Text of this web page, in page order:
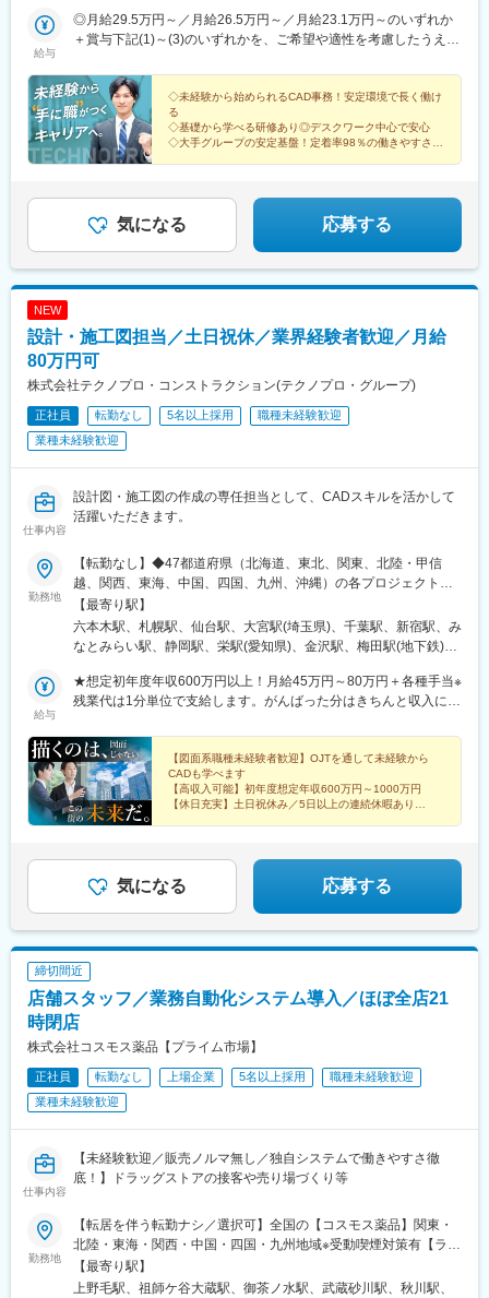
前駅(長野県)、桜橋駅(富山県)、東梅田駅、なんば駅(地下鉄)、岡
山駅前駅、市役所前駅(愛媛県)、片原町駅(香川県)、熊本城・市役
所前駅、新宿御苑前駅、要町駅、京王八王子駅、立川南駅、平沼
工機前駅、中央前橋駅、西桐生駅、函館駅前駅、仙台駅(地下鉄)、
曽根田駅、近鉄名古屋駅、大須観音駅、新豊橋駅、豊川稲荷駅、
第一通り駅、新西金沢駅、西松本駅、新魚津駅、あすなろう四日
市駅、上栄町駅、大阪梅田駅(阪神線)、大阪梅田駅(阪急線)、小路
駅、浅香駅、神戸駅(兵庫県)、三宮駅(神戸新交通)、西宮駅、山陽
園駅(福岡県)、西鉄福岡駅、五島町駅、熊本駅前駅、鹿児島駅前
駅、谷山駅(指宿枕崎線)、美栄橋駅、新宿西口駅、反町駅、羽田空
港第２ターミナル駅(東京モノレール・ＡＮＡ利用)、西武新宿駅、
バスセンター前駅、青葉通一番町駅、日吉町駅、三島田町駅、七
ツ屋駅、地鉄ビル前駅、福井駅(福井県)、大阪難波駅、猿猴橋町
(千葉県)、市川真間駅、東宿郷駅、北１２条駅、松風町駅、仙台
駅、電鉄富山駅、末広町駅(富山県)、大阪駅、高速神戸駅、三宮駅
(神戸市営)、阪神国道駅、畝傍駅、南堀端駅、二本木口駅、桜島桟
橋通駅、上塩屋駅、旭橋駅
社内規定あり北海道 東北／青森、岩手、宮城、秋田、山形、福島
関東／東京、神奈川、千葉、埼玉、茨城、栃木、群馬 北陸・甲信
賀、兵庫、奈良、和歌山 東海／愛知、静岡、三重、岐阜 中国・四
国／鳥取、島根、岡山、広島、山口、徳島、香川、高知、愛媛 九
州／福岡、佐賀、長崎、熊本、大分、宮崎、鹿児島、沖縄＜交通
＞各プロジェクト先により異なります。※基本的に現場へは直行直
帰。※自動車通勤OKのプロジェクトあり※通勤圏内の希望を最大限
際空港駅(鉄道)、伏見駅(愛知県)、鶴舞駅、上前津駅、国際センタ
ー駅、ナゴヤドーム前矢田駅、今治駅、大手町駅(愛媛県)、梅津寺
駅、牛久駅、古河駅、鹿島神宮駅、取手駅、妹尾駅、岡山駅前
駅、大元駅、宇野駅、児島駅、茶屋町駅、牧志駅、壺川駅、小禄
駅、石嶺駅、赤嶺駅、古島駅、一ノ関駅、雫石駅、仙北町駅、盛
駅、大釜駅、二戸駅、新鵜沼駅、西岐阜駅、穂積駅、中津川駅、
土岐市駅、美濃太田駅、延岡駅、南延岡駅、運動公園駅(宮崎県)、
陸前白沢駅、美田園駅、杜せきのした駅、宇治駅(奈良線)、トロッ
コ嵯峨駅、出町柳駅、京阪山科駅、嵐山駅(阪急線)、祇園四条駅、
宮地駅、宇土駅、国府駅(熊本県)、武蔵塚駅、人吉駅、八代駅、館
駅、けやき台駅、弥生が丘駅、東唐津駅、和多田駅、鉄道博物館
駅、南浦和駅、浦和美園駅、籠原駅、八木崎駅、東川口駅、近鉄
四日市駅、富田駅(三重県)、四日市駅、志摩神明駅、伊勢中川駅、
久居駅、北山形駅、面白山高原駅、蔵王駅、東金井駅、羽前千歳
駅、高畠駅、下関駅、岩国駅、湯ノ峠駅、目出駅、新南陽駅、周
防花岡駅、塩山駅、竜王駅、猿橋駅、身延駅、韮崎駅、富士山
駅、近江八幡駅、栗東駅、京阪石山駅、京阪大津京駅、京阪膳所
島県)、鹿児島中央駅前駅、霧島神宮駅、象潟駅、森岳駅、土崎
駅、角館駅、田沢湖駅、能代駅、東三条駅、糸魚川駅、まつだい
石川町駅、向ケ丘遊園駅、新丸子駅、弘前駅、七戸十和田駅、鰺
ケ沢駅、新青森駅、田舎館駅、八戸駅、掛川駅、長沼駅(静岡県)、
藤枝駅、来宮駅、本吉原駅、富士駅、羽咋駅、四十万駅、笠師保
駅、曽谷駅、鶴来駅、井口駅(石川県)、我孫子駅、佐倉駅、蘇我
駅、船橋駅、大網駅、茂原駅、今池駅(大阪府)、大阪城公園駅、な
んば駅(地下鉄)、淀屋橋駅、鶴橋駅、十三駅、佐伯駅、大在駅、東
中津駅、日田駅、天ケ瀬駅、亀川駅、愛野駅、諏訪駅、現川駅、
西浜町駅、島原駅、市布駅、穂高駅、駒ケ根駅、姨捨駅、野辺山
駅、川路駅、信濃森上駅、倉吉駅、生山駅、根雨駅、若桜駅、伯
原駅、雲州平田駅、亀嵩駅、汐留駅、日暮里駅(舎人ライナー)、末
広町駅(東京都)、北千住駅、浅草駅、押上駅、阿波橘駅、西原駅
(徳島県)、阿南駅、牟岐駅、阿波池田駅、板野駅、岡本駅(栃木
県)、宝積寺駅、佐野駅、間々田駅、那須塩原駅、下今市駅、田原
本駅、畝傍御陵前駅、鳥居前駅、郡山駅(奈良県)、平端駅、信貴山
ルパークホテル富山前、三国港駅、鯖江駅、小浜駅、越前大野
駅、森田駅、花堂駅、行橋駅、新宮中央駅、二日市駅、西鉄香椎
駅、中洲川端駅、福岡空港駅(鉄道)、湯本駅、泉駅(常磐線)、新白
河駅、湯野上温泉駅、原ノ町駅、福島学院前駅、三宮駅(神戸新交
通)、尼崎駅(東海道本線)、宝塚駅、中山寺駅、中八木駅、明石
駅、旭川四条駅、小樽駅、新千歳空港駅(鉄道)、函館駅、新函館北
斗駅、九度山駅、岩出駅、御坊駅、新宮駅、加太駅(和歌山県)、和
歌山大学前駅、立会川駅、王子神谷駅、赤羽駅、乃木坂駅、千葉
中央駅、新宿西口駅、新高島駅、新静岡駅、北鉄金沢駅、丸の内
駅(愛知県)、大須観音駅、名鉄名古屋駅、矢田駅(愛知県)、ＪＲ松
山駅前駅、港山駅、岡山駅、安里駅、奥武山公園駅、田茂山駅、
鵜沼駅、名取駅、宇治駅(京阪線)、嵯峨嵐山駅、元田中駅、山科
駅、嵐電嵯峨駅、京都河原町駅、新水前寺駅、人吉温泉駅、中央
駅、中洲通駅、高見橋駅、伊勢佐木長者町駅、馬車道駅、登戸
駅、武蔵小杉駅、弘前東高前駅、古庄駅、吉原本町駅、京成船橋
駅、大阪上本町駅、新地中華街駅、新橋駅、西日暮里駅、秋葉原
駅、牛田駅(東京都)、蔵前駅、とうきょうスカイツリー駅、今市
駅、西田原本駅、生駒駅、王寺駅、新魚津駅、インテック本社前
駅、サンドーム西駅、越前花堂駅、紫駅、香椎駅、呉服町駅(福岡
給与
◎月給29.5万円～／月給26.5万円～／月給23.1万円～のいずれか
＋賞与下記(1)～(3)のいずれかを、ご希望や適性を考慮したうえで
1,000円＋賞与年2回（計2ヶ月分）※固定残業なし(2)月給26万
5,000円＋賞与なし（一律支給の業績手当6万6,200円を含む）※固
定残業なし(3)月給29万5,675円＋賞与なし（一律支給の業績手当6
万6,200円＋固定残業手当15時間分／3万675円を含む※超過分は別
途支給）▼(3)の場合の社内研修中の給与月給26万5,000円＋賞与
年収例350万円（25歳／入社1年）473万円（35歳／入社3年）
652万円（39歳／入社8年）
◇未経験から始められるCAD事務！安定環境で長く働け
る
◇基礎から学べる研修あり◎デスクワーク中心で安心
◇大手グループの安定基盤！定着率98％の働きやすさ
気になる 応募する
NEW
設計・施工図担当／土日祝休／業界経験者歓迎／月給
80万円可
株式会社テクノプロ・コンストラクション(テクノプロ・グループ)
正社員 転勤なし 5名以上採用
職種未経験歓迎
業種未経験歓迎
仕事内容
設計図・施工図の作成の専任担当として、CADスキルを活かして
活躍いただきます。
勤務地
【転勤なし】◆47都道府県（北海道、東北、関東、北陸・甲信
越、関西、東海、中国、四国、九州、沖縄）の各プロジェクト先※
希望勤務地にほぼ100％配属。希望のエリアを聞かせてくださ
い。※エリアにより異なる場合がありますが、希望エリアを管轄す
る配属支店内で配属されています。※U・Iターン支援あり（引越し
り※社内規定あり※プロジェクトによりリモートワーク可能※プロ
ジェクトにより自動車通勤可能北海道 東北／青森、岩手、宮城、
木、群馬 北陸・甲信越／新潟、長野、富山、石川、福井、山梨 関
西／大阪、京都、滋賀、兵庫、奈良、和歌山 東海／愛知、静岡、
三重、岐阜 中国・四国／鳥取、島根、岡山、広島、山口、徳島、
香川、高知、愛媛 九州／福岡、佐賀、長崎、熊本、大分、宮崎、
鹿児島、沖縄＜交通＞各プロジェクト先により異なります。※基本
圏内の希望を最大限考慮。
【最寄り駅】
六本木駅、札幌駅、仙台駅、大宮駅(埼玉県)、千葉駅、新宿駅、み
なとみらい駅、静岡駅、栄駅(愛知県)、金沢駅、梅田駅(地下鉄)、
際空港駅(鉄道)、伏見駅(愛知県)、鶴舞駅、上前津駅、国際センタ
ー駅、ナゴヤドーム前矢田駅、今治駅、大手町駅(愛媛県)、梅津寺
駅、牛久駅、古河駅、鹿島神宮駅、取手駅、妹尾駅、岡山駅前
駅、大元駅、宇野駅、児島駅、茶屋町駅、牧志駅、壺川駅、小禄
駅、石嶺駅、赤嶺駅、古島駅、一ノ関駅、雫石駅、仙北町駅、盛
駅、大釜駅、二戸駅、新鵜沼駅、西岐阜駅、穂積駅、中津川駅、
土岐市駅、美濃太田駅、延岡駅、南延岡駅、運動公園駅(宮崎県)、
陸前白沢駅、美田園駅、杜せきのした駅、宇治駅(奈良線)、トロッ
コ嵯峨駅、出町柳駅、京阪山科駅、嵐山駅(阪急線)、祇園四条駅、
宮地駅、宇土駅、国府駅(熊本県)、武蔵塚駅、人吉駅、八代駅、館
駅、原駅(香川県)、栗林公園駅、屋島駅、高松築港駅、瓦町駅、水
田駅、八代通駅、波川駅、佐川駅、土佐一宮駅、宿毛駅、伊万里
駅、けやき台駅、弥生が丘駅、東唐津駅、和多田駅、鉄道博物館
駅、南浦和駅、浦和美園駅、籠原駅、八木崎駅、東川口駅、近鉄
四日市駅、富田駅(三重県)、四日市駅、志摩神明駅、伊勢中川駅、
久居駅、北山形駅、面白山高原駅、蔵王駅、東金井駅、羽前千歳
駅、高畠駅、下関駅、岩国駅、湯ノ峠駅、目出駅、新南陽駅、周
防花岡駅、塩山駅、竜王駅、猿橋駅、身延駅、韮崎駅、富士山
駅、近江八幡駅、栗東駅、京阪石山駅、京阪大津京駅、京阪膳所
島県)、鹿児島中央駅前駅、霧島神宮駅、象潟駅、森岳駅、土崎
駅、角館駅、田沢湖駅、能代駅、東三条駅、糸魚川駅、まつだい
向ケ丘遊園駅、新丸子駅、弘前駅、七戸十和田駅、鰺ケ沢駅、新
青森駅、田舎館駅、八戸駅、掛川駅、長沼駅(静岡県)、藤枝駅、来
宮駅、本吉原駅、富士駅、羽咋駅、四十万駅、笠師保駅、曽谷
駅、鶴来駅、井口駅(石川県)、我孫子駅、佐倉駅、蘇我駅、船橋
駅、大網駅、茂原駅、今池駅(大阪府)、大阪城公園駅、なんば駅
給与
★想定初年度年収600万円以上！月給45万円～80万円＋各種手当※
残業代は1分単位で支給します。がんばった分はきちんと収入に還
ます。＜年収例＞・714万円（38歳）・874万円（49歳）・1085
万円（56歳）
【図面系職種未経験者歓迎】OJTを通して未経験から
CADも学べます
【高収入可能】初年度想定年収600万円～1000万円
【休日充実】土日祝休み／5日以上の連続休暇あり
気になる 応募する
締切間近
店舗スタッフ／業務自動化システム導入／ほぼ全店21
時閉店
株式会社コスモス薬品【プライム市場】
正社員 転勤なし 上場企業 5名以上採用
職種未経験歓迎
業種未経験歓迎
仕事内容
【未経験歓迎／販売ノルマ無し／独自システムで働きやすさ徹
底！】ドラッグストアの接客や売り場づくり等
勤務地
【転居を伴う転勤ナシ／選択可】全国の【コスモス薬品】関東・
北陸・東海・関西・中国・四国・九州地域※受動喫煙対策有【ライ
フスタイルに合わせ、3つの働き方が選べます】▼【A】～【C】
からご選択ください【A】全国転勤有（ナショナル社員）【B】選
【最寄り駅】
上野毛駅、祖師ケ谷大蔵駅、御茶ノ水駅、武蔵砂川駅、秋川駅、